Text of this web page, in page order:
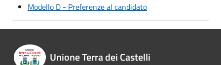
Modello D - Preferenze al candidato
Unione Terra dei Castelli